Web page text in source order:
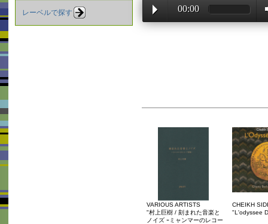
レーベルで探す 00:00
VARIOUS ARTISTS
"村上巨樹 / 刻まれた音楽と
ノイズ ｰミャンマーのレコー
CHEIKH
"L'odyssee